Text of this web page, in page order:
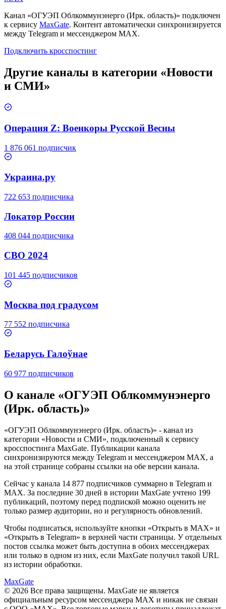
Канал «ОГУЭП Облкоммунэнерго (Ирк. область)» подключен
к сервису MaxGate. Контент автоматически синхронизируется
между Telegram и мессенджером MAX.
Подключить кросспостинг
Другие каналы в категории «Новости
и СМИ»
Операция Z: Военкоры Русской Весны
1 876 061 подписчик
Украина.ру
722 653 подписчика
Локатор России
408 044 подписчика
СВО 2024
101 445 подписчиков
Москва под градусом
77 552 подписчика
Беларусь Галоўнае
60 977 подписчиков
О канале «ОГУЭП Облкоммунэнерго
(Ирк. область)»
«ОГУЭП Облкоммунэнерго (Ирк. область)» - канал из
категории «Новости и СМИ», подключенный к сервису
кросспостинга MaxGate. Публикации канала
синхронизируются между Telegram и мессенджером MAX, а
на этой странице собраны ссылки на обе версии канала.
Сейчас у канала 14 877 подписчиков суммарно в Telegram и
MAX. За последние 30 дней в истории MaxGate учтено 199
публикаций, поэтому перед подпиской можно оценить не
только размер аудитории, но и регулярность обновлений.
Чтобы подписаться, используйте кнопки «Открыть в MAX» и
«Открыть в Telegram» в верхней части страницы. У отдельных
постов ссылка может быть доступна в обоих мессенджерах
или только в одном из них, если MaxGate получил такой URL
из истории обработки.
MaxGate
© 2026 Все права защищены. MaxGate не является
официальным ресурсом мессенджера MAX и никак не связан